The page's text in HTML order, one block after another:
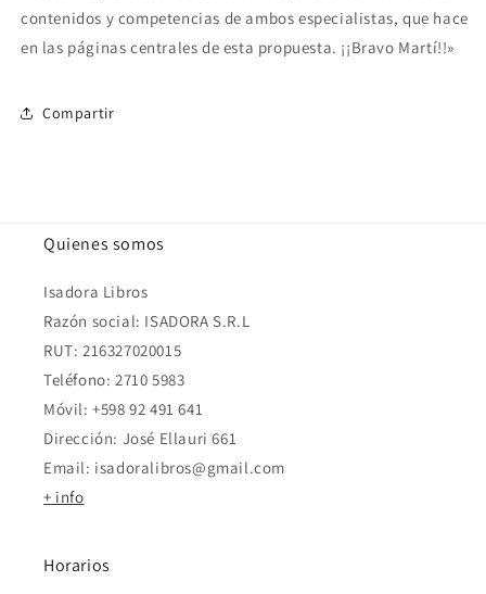
contenidos y competencias de ambos especialistas, que hace
en las páginas centrales de esta propuesta. ¡¡Bravo Martí!!»
Compartir
Quienes somos
Isadora Libros
Razón social: ISADORA S.R.L
RUT: 216327020015
Teléfono: 2710 5983
Móvil: +598 92 491 641
Dirección: José Ellauri 661
Email: isadoralibros@gmail.com
+ info
Horarios